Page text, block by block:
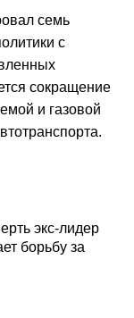
семь
с
сокращение
и газовой
экс-лидер
борьбу за